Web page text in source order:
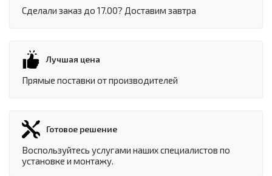
Сделали заказ до 17.00? Доставим завтра
Лучшая цена
Прямые поставки от производителей
Готовое решение
Воспользуйтесь услугами наших специалистов по
установке и монтажу.